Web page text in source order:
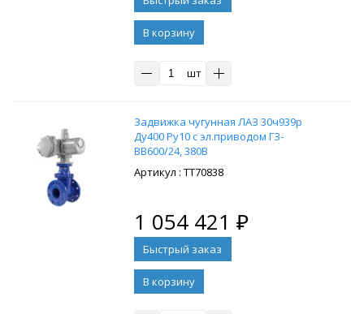
В корзину
шт
Задвижка чугунная ЛАЗ 30ч939р
Ду400 Ру10 с эл.приводом ГЗ-
ВВ600/24, 380В
: ТТ70838
1 054 421 ₽
В корзину